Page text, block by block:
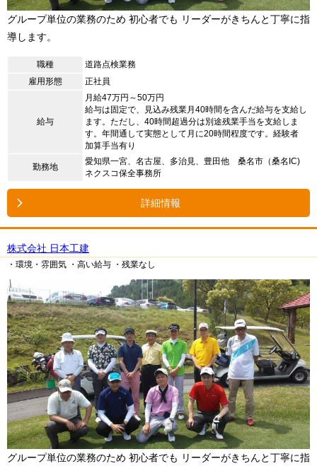
グループ単位の業務のため 初心者でも リーダーがきちんと丁寧に指
導します。
職種
道路点検業務
雇用形態
正社員
給与
月給47万円～50万円
給与は固定で、見込み残業月40時間を含んだ給与を支給し
ます。ただし、40時間超過分は別途残業手当を支給しま
す。年間通して実態として月に20時間程度です。経験者
加算手当有り
勤務地
愛知県一宮、名古屋、多治見、豊田他 桑名市（桑名IC)
ネクスコ保全事務所
詳細情報
株式会社 日本工建
・環境・雰囲気 ・高い給与 ・残業なし
グループ単位の業務のため 初心者でも リーダーがきちんと丁寧に指